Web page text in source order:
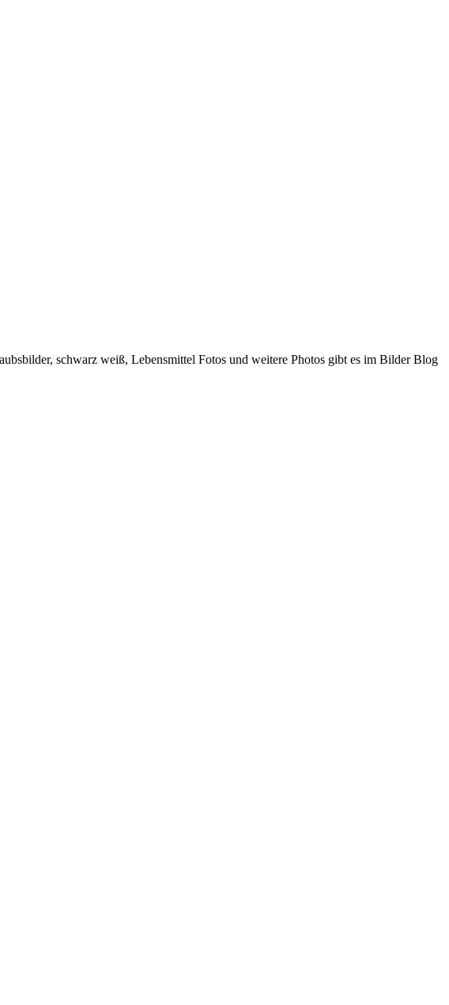
schwarz weiß, Lebensmittel Fotos und weitere Photos gibt es im Bilder Blog